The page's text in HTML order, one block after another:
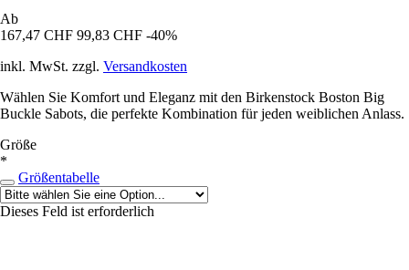
Ab
167,47 CHF 99,83 CHF -40%
inkl. MwSt. zzgl. Versandkosten
Wählen Sie Komfort und Eleganz mit den Birkenstock Boston Big
Buckle Sabots, die perfekte Kombination für jeden weiblichen Anlass.
Größe
*
Größentabelle
Dieses Feld ist erforderlich